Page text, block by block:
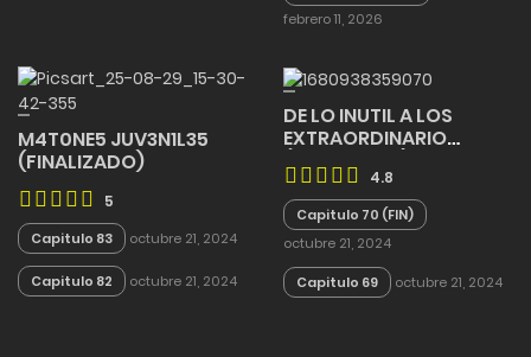
febrero 11, 2026
M4T0NE5 JUV3N1L35
(FINALIZADO)
5
Capitulo 83 octubre 21, 2024
Capitulo 82 octubre 21, 2024
DE LO INUTIL A LOS
EXTRAORDINARIO
(FINALIZADO)
4.8
Capitulo 70 (FIN)
octubre 21, 2024
Capitulo 69 octubre 21, 2024